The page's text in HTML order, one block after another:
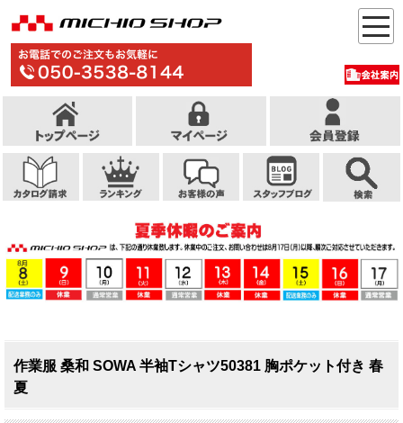
作業服 桑和 SOWA 半袖Tシャツ50381 胸ポケット付き 春
夏